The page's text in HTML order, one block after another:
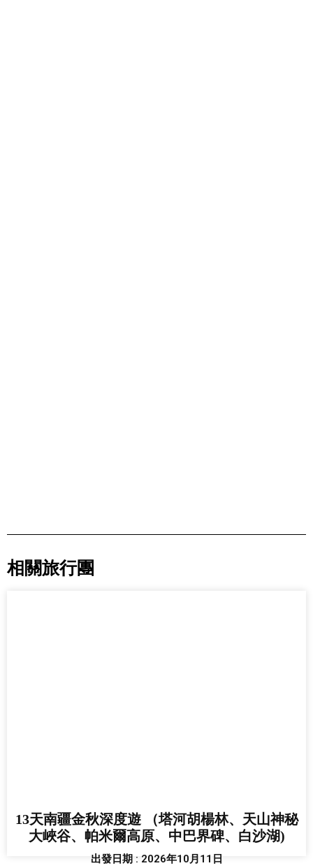
相關旅行團
13天南疆金秋深度遊 （塔河胡楊林、天山神秘
大峽谷、帕米爾高原、中巴界碑、白沙湖)
出發日期 : 2026年10月11日